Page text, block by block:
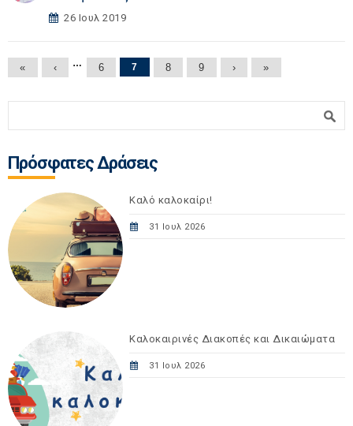
26 Ιουλ 2019
Σελίδες
« ‹ … 6 7 8 9 › »
Πρόσφατες Δράσεις
Καλό καλοκαίρι!
31 Ιουλ 2026
Καλοκαιρινές Διακοπές και Δικαιώματα
31 Ιουλ 2026